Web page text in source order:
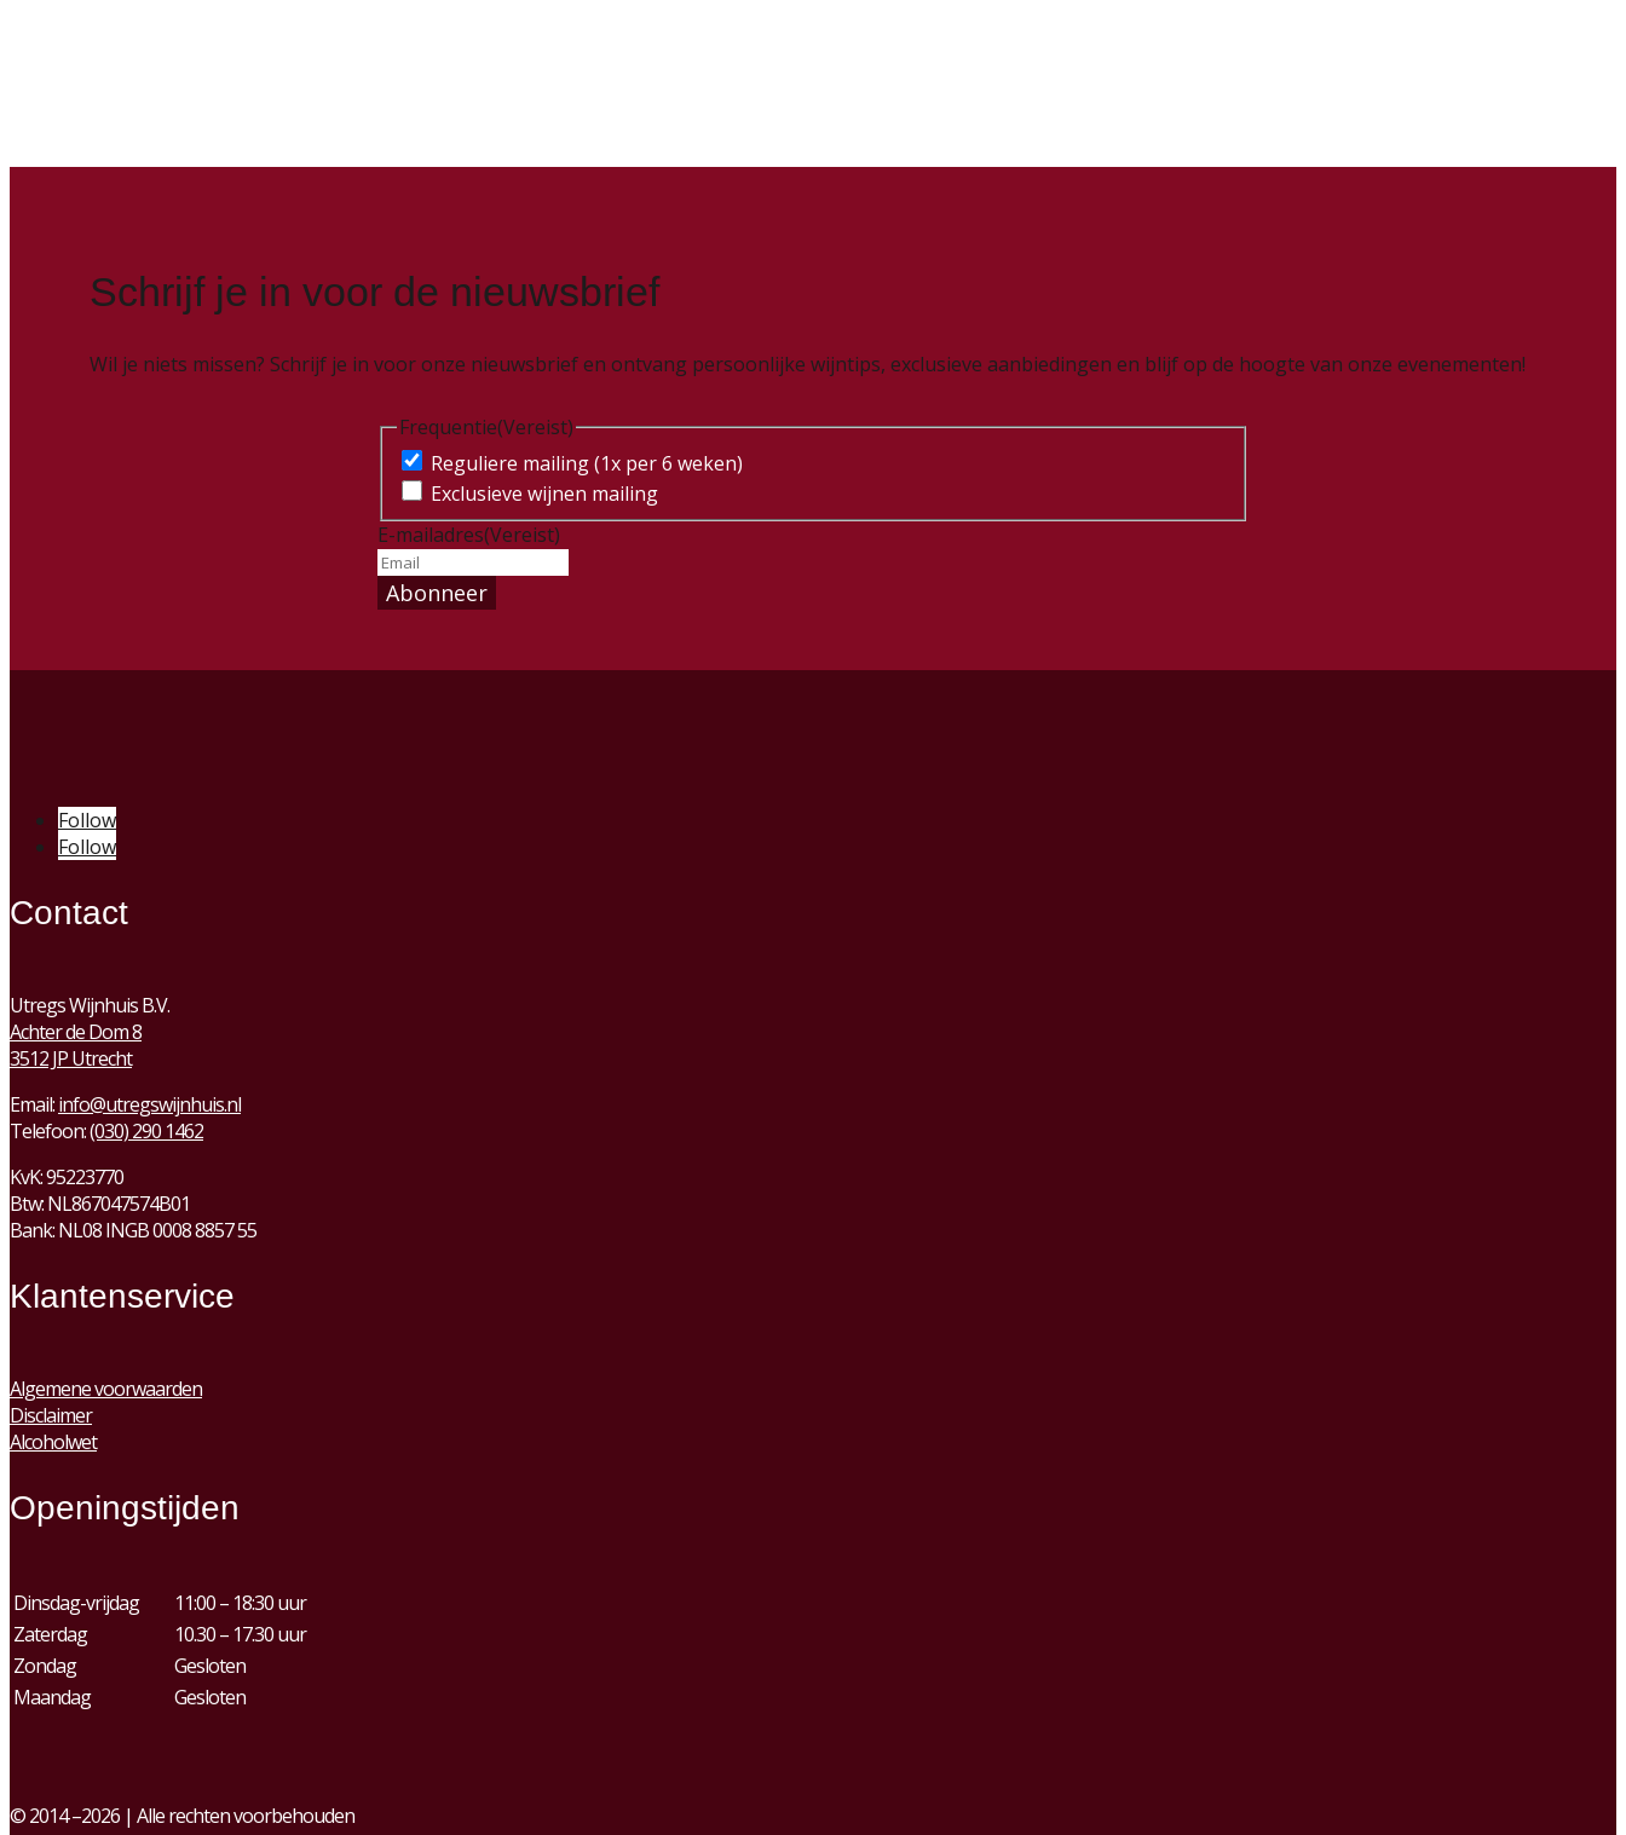
Schrijf je in voor de nieuwsbrief
Wil je niets missen? Schrijf je in voor onze nieuwsbrief en ontvang persoonlijke wijntips, exclusieve aanbiedingen en blijf op de hoogte van onze evenementen!
Frequentie(Vereist)
Reguliere mailing (1x per 6 weken)
Exclusieve wijnen mailing
E-mailadres(Vereist)
Follow
Follow
Contact
Utregs Wijnhuis B.V.
Achter de Dom 8
3512 JP Utrecht
Email:info@utregswijnhuis.nl
Telefoon:(030) 290 1462
KvK:95223770
Btw:NL867047574B01
Bank: NL08 INGB 0008 8857 55
Klantenservice
Algemene voorwaarden
Disclaimer
Alcoholwet
Openingstijden
Dinsdag-vrijdag
11:00 – 18:30 uur
Zaterdag
10.30 – 17.30 uur
Zondag
Gesloten
Maandag
Gesloten
© 2014 –2026 | Alle rechten voorbehouden